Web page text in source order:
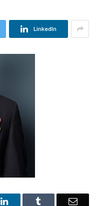
LinkedIn
LinkedIn Email